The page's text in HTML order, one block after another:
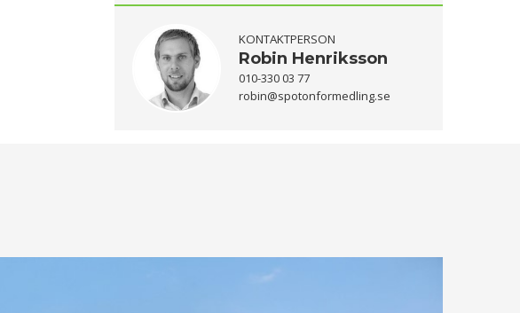
KONTAKTPERSON
Robin Henriksson
010-330 03 77
robin@spotonformedling.se